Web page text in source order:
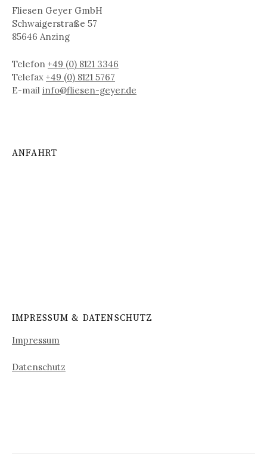
Fliesen Geyer GmbH
Schwaigerstraße 57
85646 Anzing
Telefon +49 (0) 8121 3346
Telefax +49 (0) 8121 5767
E-mail info@fliesen-geyer.de
ANFAHRT
IMPRESSUM & DATENSCHUTZ
Impressum
Datenschutz